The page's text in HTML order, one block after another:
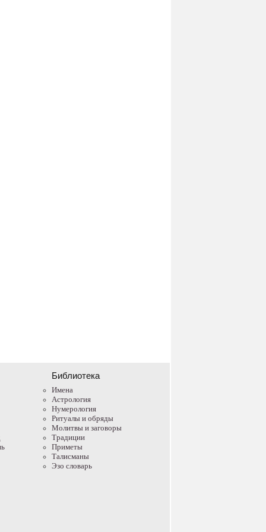
Библиотека
Имена
Астрология
Нумерология
Ритуалы и обряды
Молитвы и заговоры
Традиции
Приметы
Талисманы
Эзо словарь